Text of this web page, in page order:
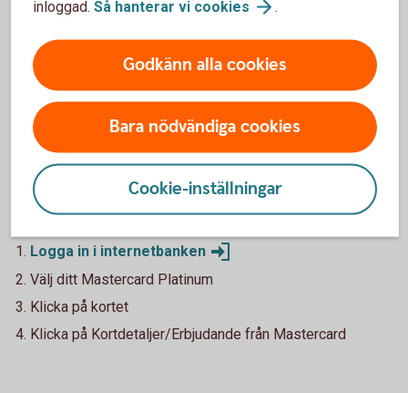
erbjudandet. Erbjudandet gäller under 2026.
Ta del av alla erbjudanden för
Mastercard Platinum
Hitta erbjudanden i internettbanken
Logga in i internetbanken
Välj ditt Mastercard Platinum
Klicka på kortet
Klicka på Kortdetaljer/Erbjudande från Mastercard
inloggad. Så hanterar vi cookies .
Godkänn alla cookies
Bara nödvändiga cookies
Cookie-inställningar